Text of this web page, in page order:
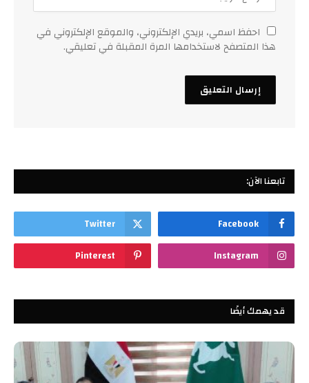
احفظ اسمي، بريدي الإلكتروني، والموقع الإلكتروني في
هذا المتصفح لاستخدامها المرة المقبلة في تعليقي.
تابعنا الآن:
Facebook
Twitter
Instagram
Pinterest
قد يهمك أيضًا